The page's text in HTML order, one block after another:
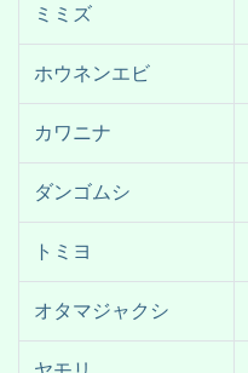
ミミズ
ホウネンエビ
カワニナ
ダンゴムシ
トミヨ
オタマジャクシ